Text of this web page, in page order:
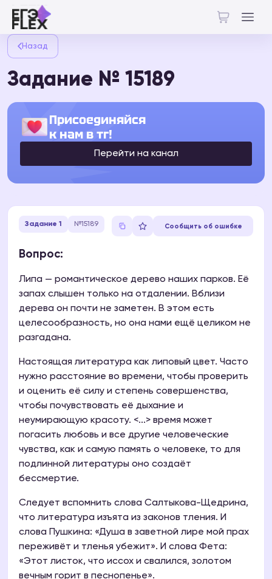
Назад
Задание № 15189
Присоединяйся
к нам в тг!
Перейти на канал
Задание 1 №15189 Сообщить об ошибке
Вопрос:
Липа — романтическое дерево наших парков. Её
запах слышен только на отдалении. Вблизи
дерева он почти не заметен. В этом есть
целесообразность, но она нами ещё целиком не
разгадана.
Настоящая литература как липовый цвет. Часто
нужно расстояние во времени, чтобы проверить
и оценить её силу и степень совершенства,
чтобы почувствовать её дыхание и
неумирающую красоту. <...> время может
погасить любовь и все другие человеческие
чувства, как и самую память о человеке, то для
подлинной литературы оно создаёт
бессмертие.
Следует вспомнить слова Салтыкова-Щедрина,
что литература изъята из законов тления. И
слова Пушкина: «Душа в заветной лире мой прах
переживёт и тленья убежит». И слова Фета:
«Этот листок, что иссох и свалился, золотом
вечным горит в песнопенье».